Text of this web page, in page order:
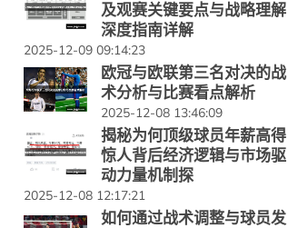
及观赛关键要点与战略理解
深度指南详解
2025-12-09 09:14:23
欧冠与欧联第三名对决的战
术分析与比赛看点解析
2025-12-08 13:46:09
揭秘为何顶级球员年薪高得
惊人背后经济逻辑与市场驱
动力量机制探
2025-12-08 12:17:21
如何通过战术调整与球员发